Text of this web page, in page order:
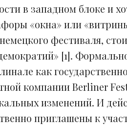
в западном блоке и
«окна» или
фестиваля,
[1].
как
компании Berliner
изменений. И
приглашены к